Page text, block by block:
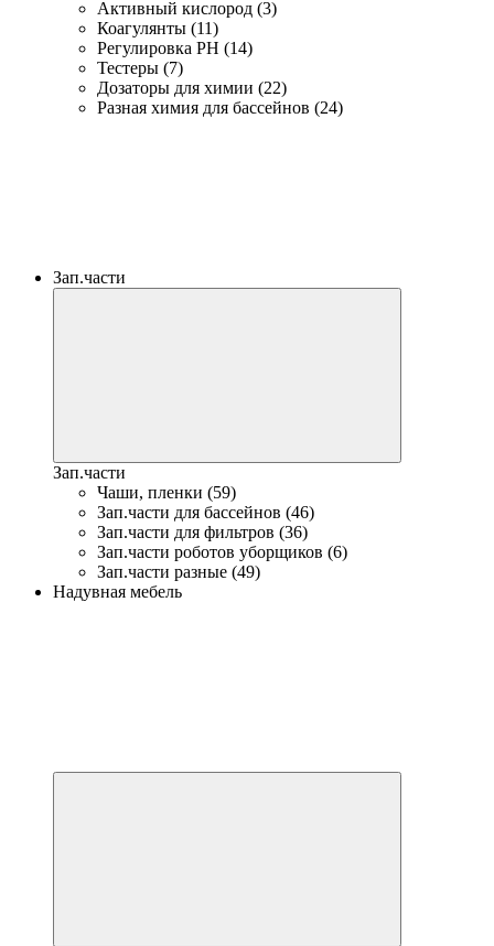
Активный кислород (3)
Коагулянты (11)
Регулировка PH (14)
Тестеры (7)
Дозаторы для химии (22)
Разная химия для бассейнов (24)
Зап.части
Зап.части
Чаши, пленки (59)
Зап.части для бассейнов (46)
Зап.части для фильтров (36)
Зап.части роботов уборщиков (6)
Зап.части разные (49)
Надувная мебель